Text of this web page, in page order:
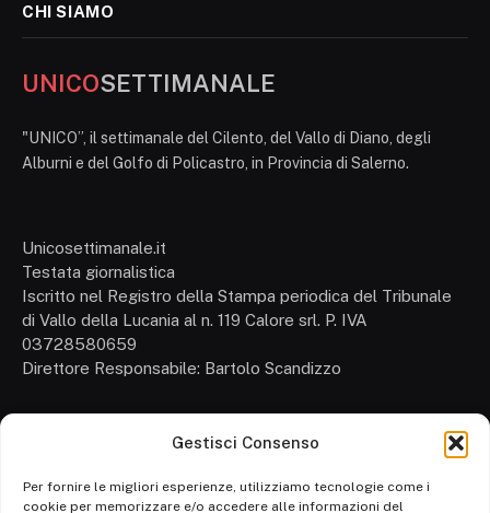
Gestisci Consenso
Per fornire le migliori esperienze, utilizziamo tecnologie come i
cookie per memorizzare e/o accedere alle informazioni del
CHI SIAMO
UNICOSETTIMANALE
"UNICO”, il settimanale del Cilento, del Vallo di Diano, degli
Alburni e del Golfo di Policastro, in Provincia di Salerno.
Unicosettimanale.it
Testata giornalistica
Iscritto nel Registro della Stampa periodica del Tribunale
di Vallo della Lucania al n. 119 Calore srl. P. IVA
03728580659
Direttore Responsabile: Bartolo Scandizzo
Attualità